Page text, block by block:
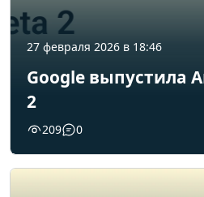
27 февраля 2026 в 18:46
Google выпустила
2
209 0